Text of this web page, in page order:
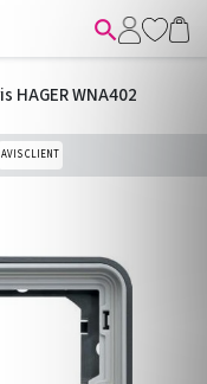

HAGER WNA402
AVIS CLIENT